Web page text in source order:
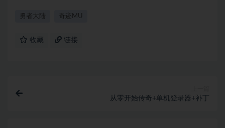
勇者大陆 奇迹MU
收藏 链接
从零开始传奇+单机登录器+补丁